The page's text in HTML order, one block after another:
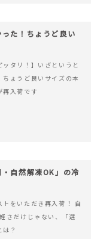
った！ちょうど良い
ッタリ！】いざというと
ちょうど良いサイズの本
再入荷です
自然解凍OK」の冷
トをいただき再入荷！ 自
さだけじゃない、「選
？